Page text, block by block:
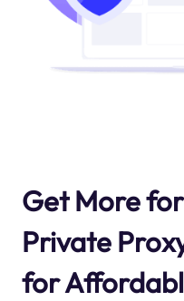
Get More
Private
for